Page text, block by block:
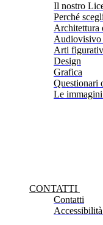
Il nostro
Perché
Architettura
Audiovisivo
Arti
Design
Grafica
Questionari
Le
CONTATTI
Contatti